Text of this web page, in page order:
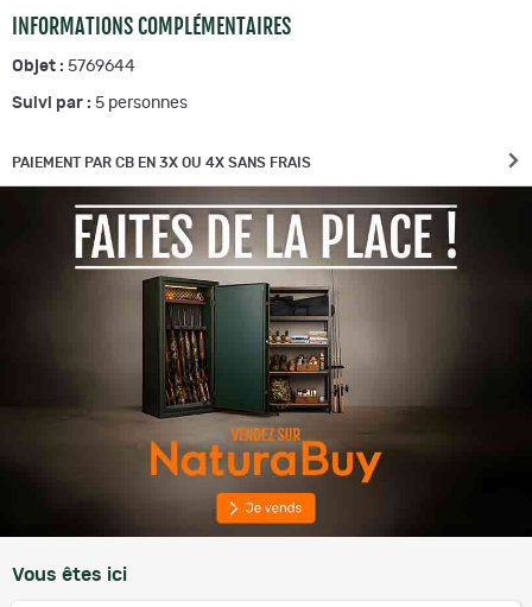
INFORMATIONS COMPLÉMENTAIRES
Objet : 5769644
Suivi par : 5 personnes
PAIEMENT PAR CB EN 3X OU 4X SANS FRAIS
Vous êtes ici